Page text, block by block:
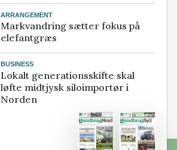
ARRANGEMENT
Markvandring sætter fokus på
elefantgræs
BUSINESS
Lokalt generationsskifte skal
løfte midtjysk siloimportør i
Norden